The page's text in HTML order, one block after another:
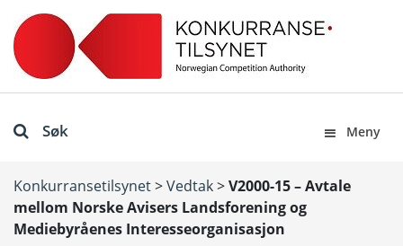
Søk Meny
Konkurransetilsynet>Vedtak>V2000-15 – Avtale
mellom Norske Avisers Landsforening og
Mediebyråenes Interesseorganisasjon